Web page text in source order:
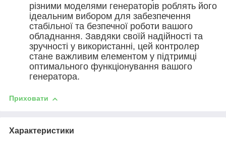
різними моделями генераторів роблять його
ідеальним вибором для забезпечення
стабільної та безпечної роботи вашого
обладнання. Завдяки своїй надійності та
зручності у використанні, цей контролер
стане важливим елементом у підтримці
оптимального функціонування вашого
генератора.
Приховати
Характеристики